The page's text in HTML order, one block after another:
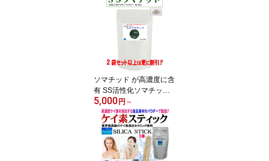
水準 高濃度150mg/Lのシ
リカ水1L分が僅か3円以
下 水溶性ケイ素と比較な
ら1/300の安さ 抗ウイル
素 珪素 美容 健康 美肌 風
呂 ペット可 ギフト最適
国産
ソマチッド が高濃度に含
有 SS活性化ソマチッド
1袋(250g)/2袋/3袋＜1億
3000万年の蘇生ロマン！
＞ 1日1gでOK！ 250日
分 1日当り20円 体を構成
する必須微量元素のケイ
素等も含有 原料は安心の
5,000 円 ～